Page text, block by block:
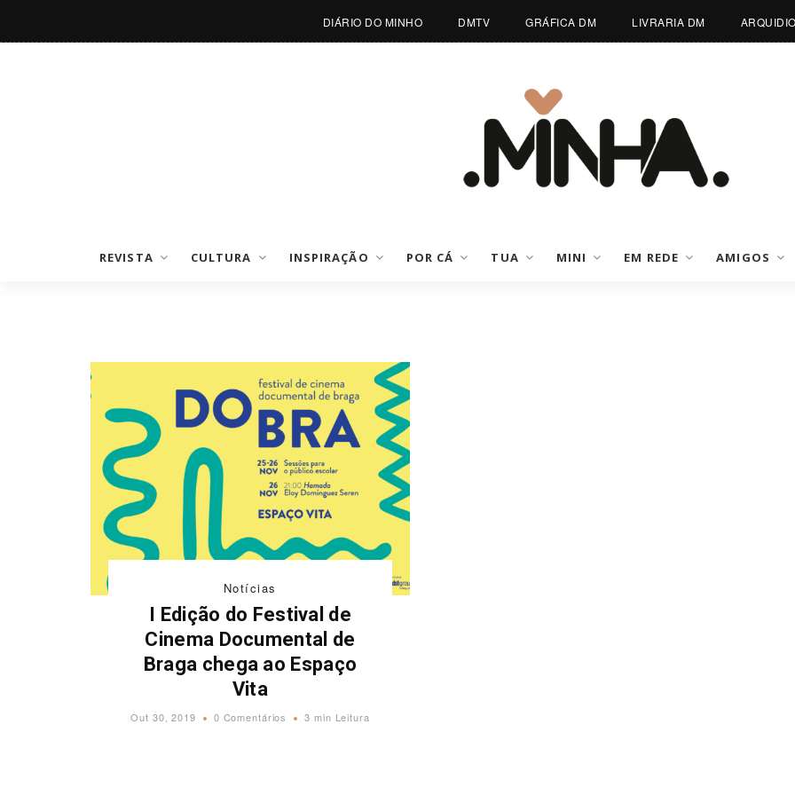
DIÁRIO DO MINHO DMTV GRÁFICA DM LIVRARIA DM
REVISTA CULTURA INSPIRAÇÃO POR CÁ TUA MINI EM REDE AMIGOS
Notícias
I Edição do Festival de
Cinema Documental de
Braga chega ao Espaço
Vita
Out 30, 2019 0 Comentários 3 min Leitura